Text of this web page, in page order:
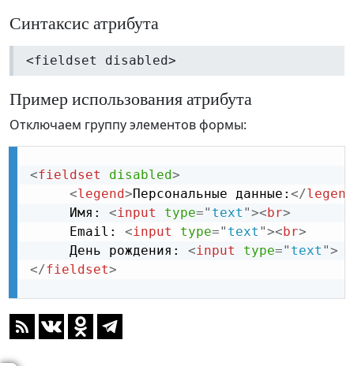
Синтаксис атрибута
<fieldset disabled>
Пример использования атрибута
Отключаем группу элементов формы:
<fieldset disabled>
<legend>Персональные данные: </legend
     Имя:
<input type=" text "><br>
     Email:
<input type=" text "><br>
     День рождения:
<input type=" text ">
</fieldset>